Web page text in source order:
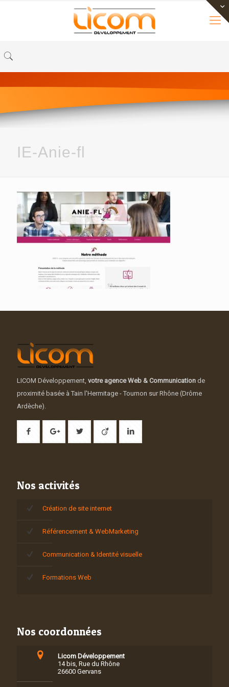
IE-Anie-fl
LICOM Développement, votre agence Web & Communication de
proximité basée à Tain l'Hermitage - Tournon sur Rhône (Drôme
Ardèche).
Nos activités
Création de site internet
Référencement & WebMarketing
Communication & Identité visuelle
Formations Web
Nos coordonnées
Licom Développement
14 bis, Rue du Rhône
26600 Gervans